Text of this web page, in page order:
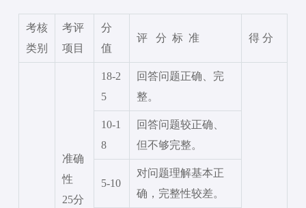
考核
类别
考评
项目
分
值
评 分 标 准 得 分
准确
性
25分
18-2
5
回答问题正确、完
整。
10-1
8
回答问题较正确、
但不够完整。
5-10
对问题理解基本正
确，完整性较差。